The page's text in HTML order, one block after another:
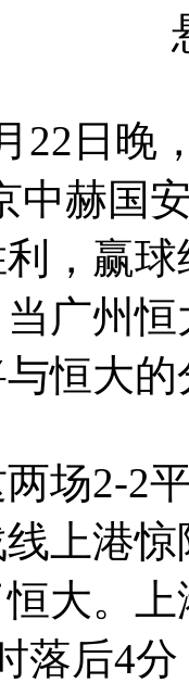
日晚，
中赫国
，赢
广州
恒大
2-2平
上港
大。
落后4